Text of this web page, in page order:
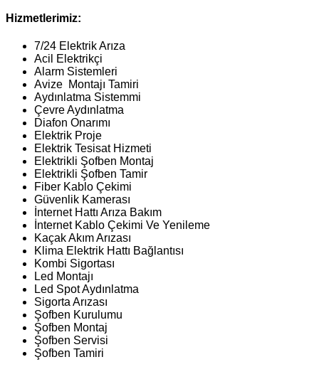
Hizmetlerimiz:
7/24 Elektrik Arıza
Acil Elektrikçi
Alarm Sistemleri
Avize Montajı Tamiri
Aydınlatma Sistemmi
Çevre Aydınlatma
Diafon Onarımı
Elektrik Proje
Elektrik Tesisat Hizmeti
Elektrikli Şofben Montaj
Elektrikli Şofben Tamir
Fiber Kablo Çekimi
Güvenlik Kamerası
İnternet Hattı Arıza Bakım
İnternet Kablo Çekimi Ve Yenileme
Kaçak Akım Arızası
Klima Elektrik Hattı Bağlantısı
Kombi Sigortası
Led Montajı
Led Spot Aydınlatma
Sigorta Arızası
Şofben Kurulumu
Şofben Montaj
Şofben Servisi
Şofben Tamiri